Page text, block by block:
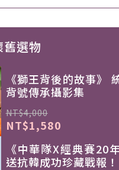
選物
《獅王背後的故事》
背號傳承攝影集
NT$4,000
NT$1,580
《中華隊X經典賽20
送抗韓成功珍藏戰報！